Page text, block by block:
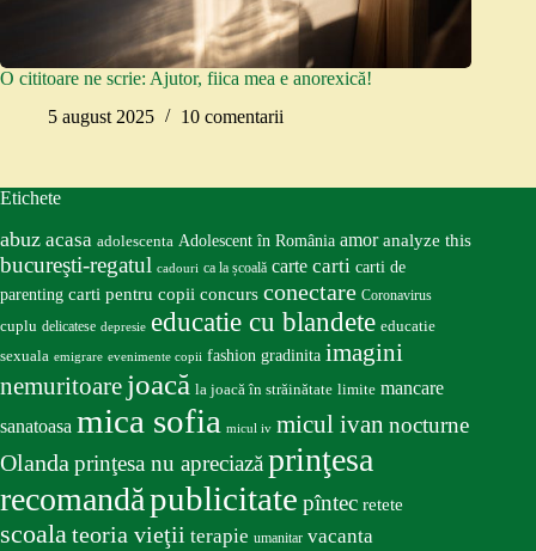
O cititoare ne scrie: Ajutor, fiica mea e anorexică!
5 august 2025
10 comentarii
Etichete
abuz acasa adolescenta Adolescent în România amor analyze this
bucureşti-regatul cadouri ca la școală carte carti carti de
parenting carti pentru copii concurs conectare Coronavirus
cuplu delicatese depresie educatie cu blandete educatie
sexuala emigrare evenimente copii fashion gradinita imagini
nemuritoare joacă la joacă în străinătate limite mancare
sanatoasa mica sofia micul iv micul ivan nocturne
Olandaprinţesa nu apreciazăprinţesa
recomandăpublicitate pîntec retete
scoalateoria vieţii terapie umanitar vacanta